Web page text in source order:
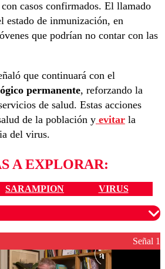
casos confirmados. El llamado
estado de inmunización, en
que podrían no contar con las
que continuará con el
permanente, reforzando la
de salud. Estas acciones
de la población y evitar la
del virus.
A EXPLORAR:
SARAMPION VIRUS
moderados para garantizar un
diálogo respetuoso.
Señal 1